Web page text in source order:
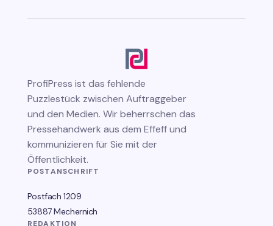
ProfiPress ist das fehlende
Puzzlestück zwischen Auftraggeber
und den Medien. Wir beherrschen das
Pressehandwerk aus dem Effeff und
kommunizieren für Sie mit der
Öffentlichkeit.
POSTANSCHRIFT
Postfach 1209
53887 Mechernich
REDAKTION